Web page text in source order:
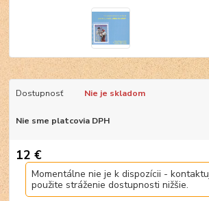
Dostupnosť Nie je skladom
Nie sme platcovia DPH
12 €
Momentálne nie je k dispozícii -
použite stráženie dostupnosti nižšie.